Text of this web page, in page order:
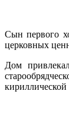
Сын первого
церковных
Дом